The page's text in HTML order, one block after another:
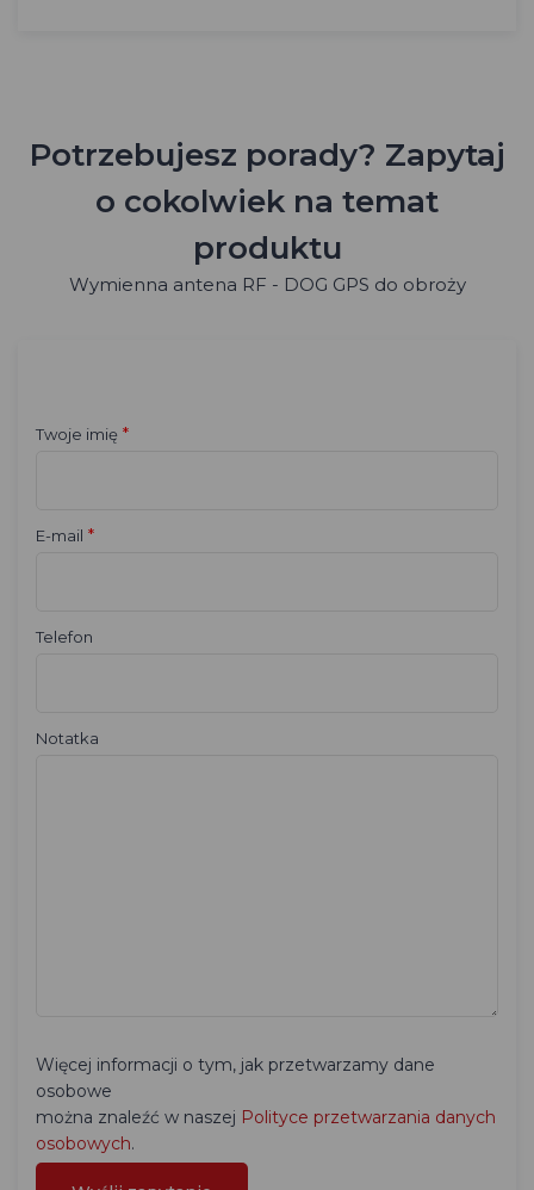
Potrzebujesz porady? Zapytaj
o cokolwiek na temat
produktu
Wymienna antena RF - DOG GPS do obroży
Twoje imię *
E-mail *
Telefon
Notatka
Więcej informacji o tym, jak przetwarzamy dane
osobowe
można znaleźć w naszej Polityce przetwarzania danych
osobowych.